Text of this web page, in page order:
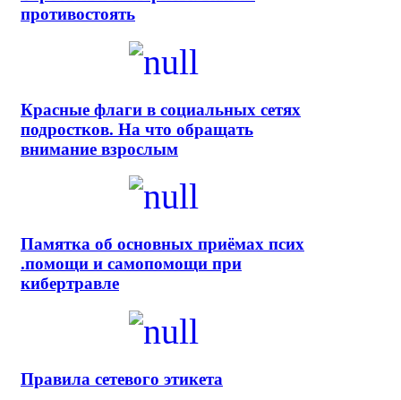
противостоять
Красные флаги в социальных сетях
подростков. На что обращать
внимание взрослым
Памятка об основных приёмах псих
.помощи и самопомощи при
кибертравле
Правила сетевого этикета